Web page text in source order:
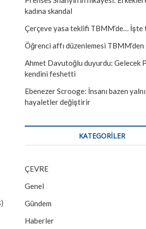
kadına skandal
Çerçeve yasa teklifi TBMM’de… İşte
Öğrenci affı düzenlemesi
Ahmet Davutoğlu duyurdu: Gelecek
kendini feshetti
Ebenezer Scrooge: İnsanı bazen
hayaletler değiştirir
KATEGORILER
ÇEVRE
Genel
Gündem
Haberler